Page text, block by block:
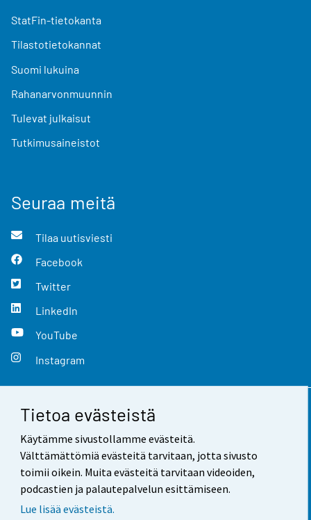
Tietoa evästeistä
Käytämme sivustollamme evästeitä.
Välttämättömiä evästeitä tarvitaan, jotta sivusto
toimii oikein. Muita evästeitä tarvitaan videoiden,
podcastien ja palautepalvelun esittämiseen.
Lue lisää evästeistä.
StatFin-tietokanta
Tilastotietokannat
Suomi lukuina
Rahanarvonmuunnin
Tulevat julkaisut
Tutkimusaineistot
Seuraa meitä
Tilaa uutisviesti
Facebook
Twitter
LinkedIn
YouTube
Instagram
Yhteystiedot
Palaute
Käyttöehdot